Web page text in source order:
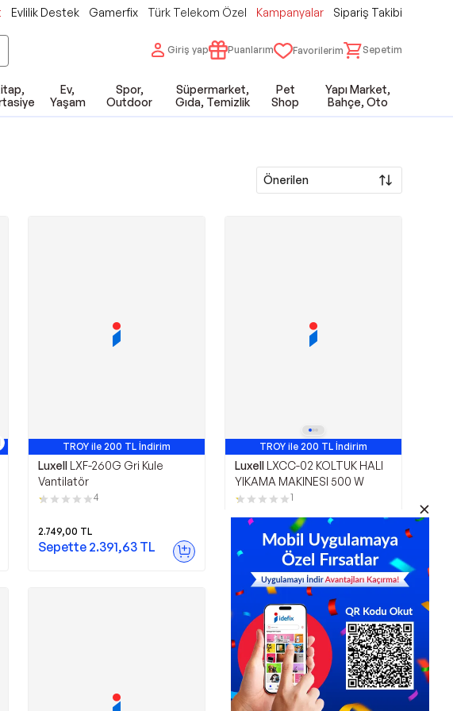
Evlilik Destek Gamerfix Türk Telekom Özel Kampanyalar Sipariş Takibi
Giriş yap Puanlarım Favorilerim Sepetim
Ev,
Yaşam
Spor,
Outdoor
Süpermarket,
Gıda, Temizlik
Pet
Shop
Yapı Market,
Bahçe, Oto
Önerilen
TROY ile 200 TL İndirim
Luxell LXF-260G Gri Kule
Vantilatör
4
2.749,00 TL
Sepette 2.391,63 TL
TROY ile 200 TL İndirim
Luxell LXCC-02 KOLTUK HALI
YIKAMA MAKINESI 500 W
1
4.850,00 TL
Sepette4.268,00TL